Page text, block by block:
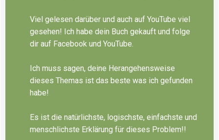
Viel gelesen darüber und auch auf YouTube viel
gesehen! Ich habe dein Buch gekauft und folge
dir auf Facebook und YouTube.
Ich muss sagen, deine Herangehensweise
dieses Themas ist das beste was ich gefunden
habe!
Es ist die natürlichste, logischste, einfachste und
menschlichste Erklärung für dieses Problem!!